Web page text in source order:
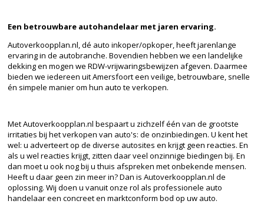
Een betrouwbare autohandelaar met jaren ervaring.
Autoverkoopplan.nl, dé auto inkoper/opkoper, heeft jarenlange
ervaring in de autobranche. Bovendien hebben we een landelijke
dekking en mogen we RDW-vrijwaringsbewijzen afgeven. Daarmee
bieden we iedereen uit Amersfoort een veilige, betrouwbare, snelle
én simpele manier om hun auto te verkopen.
Met Autoverkoopplan.nl bespaart u zichzelf één van de grootste
irritaties bij het verkopen van auto's: de onzinbiedingen. U kent het
wel: u adverteert op de diverse autosites en krijgt geen reacties. En
als u wel reacties krijgt, zitten daar veel onzinnige biedingen bij. En
dan moet u ook nog bij u thuis afspreken met onbekende mensen.
Heeft u daar geen zin meer in? Dan is Autoverkoopplan.nl de
oplossing. Wij doen u vanuit onze rol als professionele auto
handelaar een concreet en marktconform bod op uw auto.